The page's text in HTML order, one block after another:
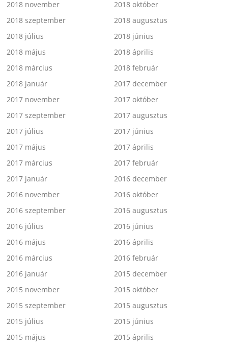
2018 november
2018 október
2018 szeptember
2018 augusztus
2018 július
2018 június
2018 május
2018 április
2018 március
2018 február
2018 január
2017 december
2017 november
2017 október
2017 szeptember
2017 augusztus
2017 július
2017 június
2017 május
2017 április
2017 március
2017 február
2017 január
2016 december
2016 november
2016 október
2016 szeptember
2016 augusztus
2016 július
2016 június
2016 május
2016 április
2016 március
2016 február
2016 január
2015 december
2015 november
2015 október
2015 szeptember
2015 augusztus
2015 július
2015 június
2015 május
2015 április